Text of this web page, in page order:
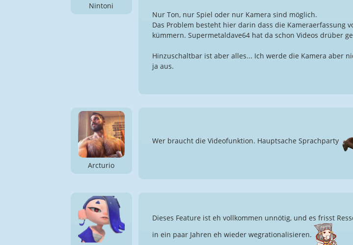
Nintoni
Nur Ton, nur Spiel oder nur Kamera sind möglich.
Das Problem besteht hier darin dass die Kameraerfassung
kümmern. Supermetaldave64 hat da schon Videos drüber
Hinzuschaltbar ist aber alles... Ich werde die Kamera aber
ja aus.
Arcturio
Wer braucht die Videofunktion. Hauptsache Sprachparty
Dieses Feature ist eh vollkommen unnötig, und es frisst
in ein paar Jahren eh wieder wegrationalisieren.